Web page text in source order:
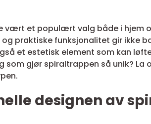
vært et populært valg både i hjem
og praktiske funksjonalitet gir ikke
et estetisk element som kan
som gjør spiraltrappen så unik? La
designen av